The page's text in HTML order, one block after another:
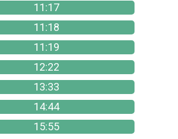
11:17
11:18
11:19
12:22
13:33
14:44
15:55